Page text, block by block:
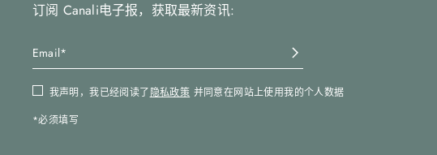
订阅 Canali电子报，获取最新资讯:
我声明，我已经阅读了隐私政策 并同意在网站上使用我的个人数据
*必须填写